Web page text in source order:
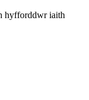
hyfforddwr iaith